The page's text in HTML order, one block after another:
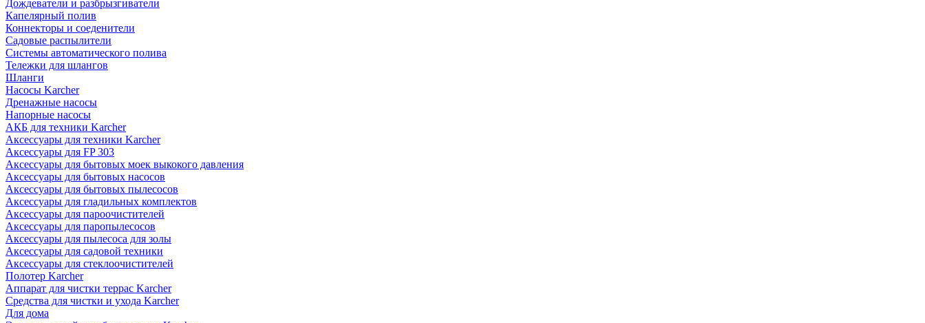
Дождеватели и разбрызгиватели
Капелярный полив
Коннекторы и соеденители
Садовые распылители
Системы автоматического полива
Тележки для шлангов
Шланги
Насосы Karcher
Дренажные насосы
Напорные насосы
АКБ для техники Karcher
Аксессуары для техники Karcher
Аксессуары для FP 303
Аксессуары для бытовых моек выкокого давления
Аксессуары для бытовых насосов
Аксессуары для бытовых пылесосов
Аксессуары для гладильных комплектов
Аксессуары для пароочистителей
Аксессуары для паропылесосов
Аксессуары для пылесоса для золы
Аксессуары для садовой техники
Аксессуары для стеклоочистителей
Полотер Karcher
Аппарат для чистки террас Karcher
Средства для чистки и ухода Karcher
Для дома